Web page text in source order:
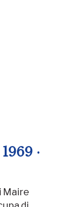
·
Maire